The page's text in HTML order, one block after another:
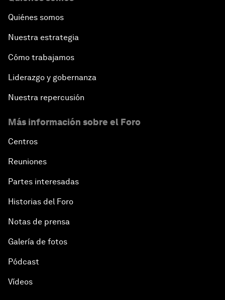
Quiénes somos
Nuestra estrategia
Cómo trabajamos
Liderazgo y gobernanza
Nuestra repercusión
Más información sobre el Foro
Centros
Reuniones
Partes interesadas
Historias del Foro
Notas de prensa
Galería de fotos
Pódcast
Vídeos